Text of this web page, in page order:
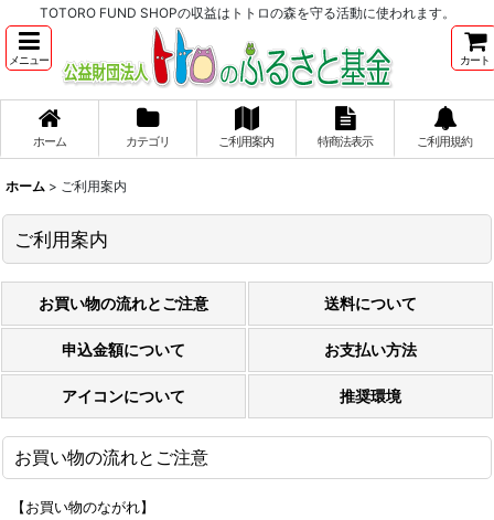
TOTORO FUND SHOPの収益はトトロの森を守る活動に使われます。
メニュー カート
ホーム カテゴリ ご利用案内 特商法表示 ご利用規約
ホーム > ご利用案内
ご利用案内
お買い物の流れとご注意 送料について
申込金額について お支払い方法
アイコンについて 推奨環境
お買い物の流れとご注意
【お買い物のながれ】